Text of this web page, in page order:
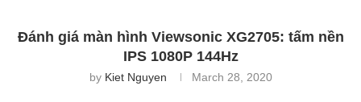
Đánh giá màn hình Viewsonic XG2705: tấm nền
IPS 1080P 144Hz
by Kiet Nguyen March 28, 2020